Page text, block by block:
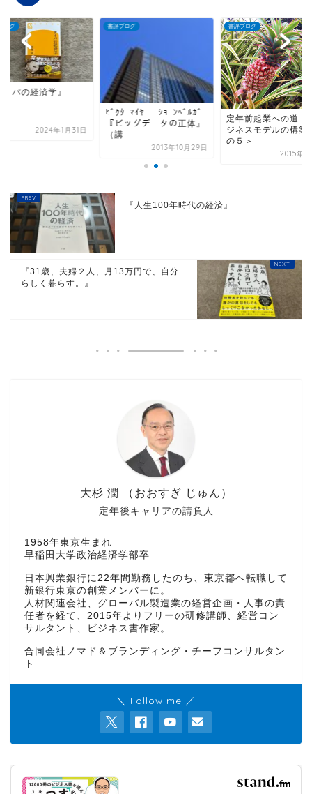
ログ 書評ブログ
定年前起業への道 ～ ビ
ジネスモデルの構築＜そ
の５＞
書評ブログ
『タイパの経済学』
2024年1
『人生100年時代の経済』
『31歳、夫婦２人、月13万円で、自分
らしく暮らす。』
定年後キャリアの請負人
大杉 潤 （おおすぎ じゅん）
1958年東京生まれ
早稲田大学政治経済学部卒
日本興業銀行に22年間勤務したのち、東京都へ転職して
新銀行東京の創業メンバーに。
人材関連会社、グローバル製造業の経営企画・人事の責
任者を経て、2015年よりフリーの研修講師、経営コン
サルタント、ビジネス書作家。
合同会社ノマド＆ブランディング・チーフコンサルタン
ト
＼ Follow me ／